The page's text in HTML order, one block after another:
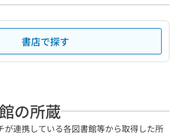
書店で探す
の所蔵
が連携している各図書館等から取得した所